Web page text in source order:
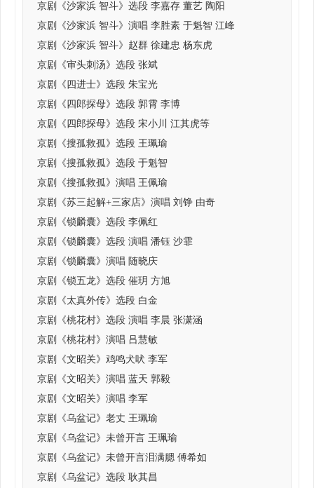
京剧《沙家浜 智斗》选段 李嘉存 董艺 陶阳
京剧《沙家浜 智斗》演唱 李胜素 于魁智 江峰
京剧《沙家浜 智斗》赵群 徐建忠 杨东虎
京剧《审头刺汤》选段 张斌
京剧《四进士》选段 朱宝光
京剧《四郎探母》选段 郭霄 李博
京剧《四郎探母》选段 宋小川 江其虎等
京剧《搜孤救孤》选段 王珮瑜
京剧《搜孤救孤》选段 于魁智
京剧《搜孤救孤》演唱 王佩瑜
京剧《苏三起解+三家店》演唱 刘铮 由奇
京剧《锁麟囊》选段 李佩红
京剧《锁麟囊》选段 演唱 潘钰 沙霏
京剧《锁麟囊》演唱 随晓庆
京剧《锁五龙》选段 催玥 方旭
京剧《太真外传》选段 白金
京剧《桃花村》选段 演唱 李晨 张潇涵
京剧《桃花村》演唱 吕慧敏
京剧《文昭关》鸡鸣犬吠 李军
京剧《文昭关》演唱 蓝天 郭毅
京剧《文昭关》演唱 李军
京剧《乌盆记》老丈 王珮瑜
京剧《乌盆记》未曾开言 王珮瑜
京剧《乌盆记》未曾开言泪满腮 傅希如
京剧《乌盆记》选段 耿其昌